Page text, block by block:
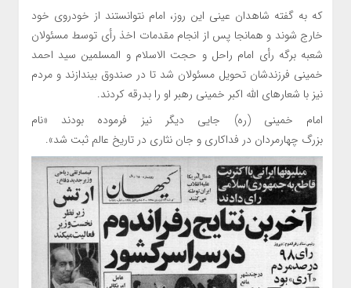
که به گفته شاهدان عینی این روز، امام نتوانستند از خودروی خود
خارج شوند و همانجا پس از انجام مقدمات اخذ رأی توسط مسئولان
شعبه برگه رأی امام راحل و حجت الاسلام و المسلمین سید احمد
خمینی فرزندشان تحویل مسئولان شد تا در صندوق بیندازند و مردم
نیز با شعارهای الله اکبر خمینی رهبر او را بدرقه کردند.
امام خمینی (ره) جایی دیگر نیز فرموده بودند «نام
بزرگ چهارمردان‎ در‏‎ ‏فداکاری و جان نثاری در تاریخ عالم ثبت شد».